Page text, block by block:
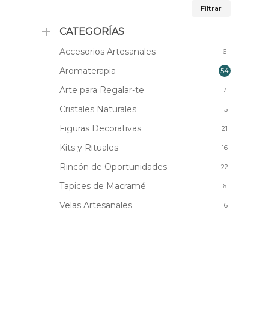
Filtrar
CATEGORÍAS
Accesorios Artesanales 6
Aromaterapia 54
Arte para Regalar-te 7
Cristales Naturales 15
Figuras Decorativas 21
Kits y Rituales 16
Rincón de Oportunidades 22
Tapices de Macramé 6
Velas Artesanales 16